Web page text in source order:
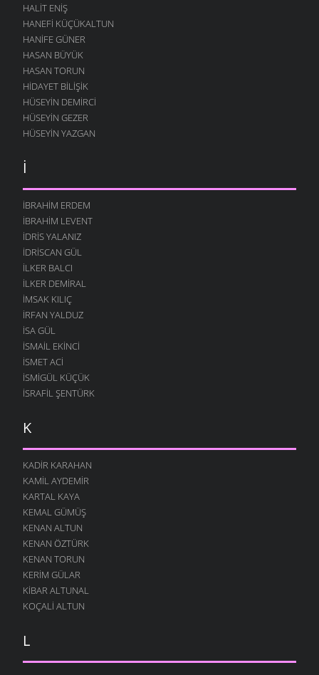
HALIT ENIŞ
HANEFI KÜÇÜKALTUN
HANIFE GÜNER
HASAN BÜYÜK
HASAN TORUN
HIDAYET BILIŞIK
HÜSEYIN DEMIRCI
HÜSEYIN GEZER
HÜSEYIN YAZGAN
İ
İBRAHIM ERDEM
İBRAHIM LEVENT
İDRIS YALANIZ
IDRISCAN GÜL
İLKER BALCI
İLKER DEMIRAL
İMSAK KILIÇ
İRFAN YALDUZ
ISA GÜL
ISMAIL EKINCI
İSMET ACI
İSMIGÜL KÜÇÜK
İSRAFIL ŞENTÜRK
K
KADIR KARAHAN
KAMIL AYDEMIR
KARTAL KAYA
KEMAL GÜMÜŞ
KENAN ALTUN
KENAN ÖZTÜRK
KENAN TORUN
KERIM GÜLAR
KIBAR ALTUNAL
KOÇALI ALTUN
L